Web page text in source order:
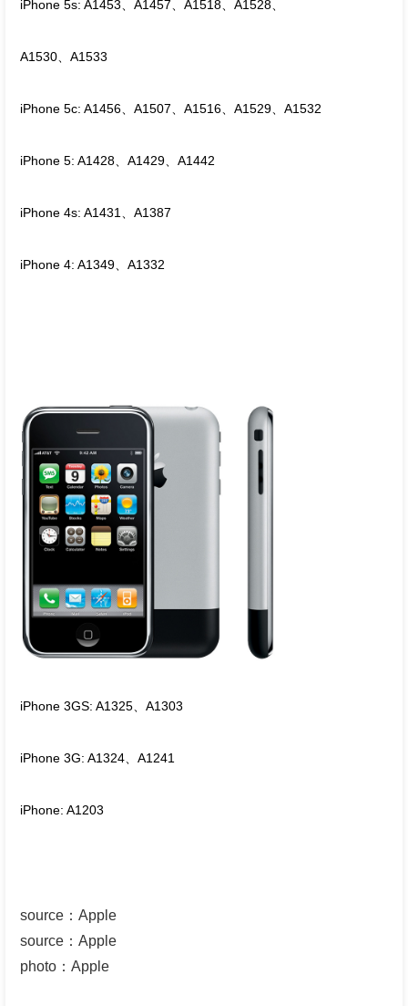
iPhone 5s: A1453、A1457、A1518、A1528、
A1530、A1533
iPhone 5c: A1456、A1507、A1516、A1529、A1532
iPhone 5: A1428、A1429、A1442
iPhone 4s: A1431、A1387
iPhone 4: A1349、A1332
iPhone 3GS: A1325、A1303
iPhone 3G: A1324、A1241
iPhone: A1203
source ：Apple
source ：Apple
photo ：Apple